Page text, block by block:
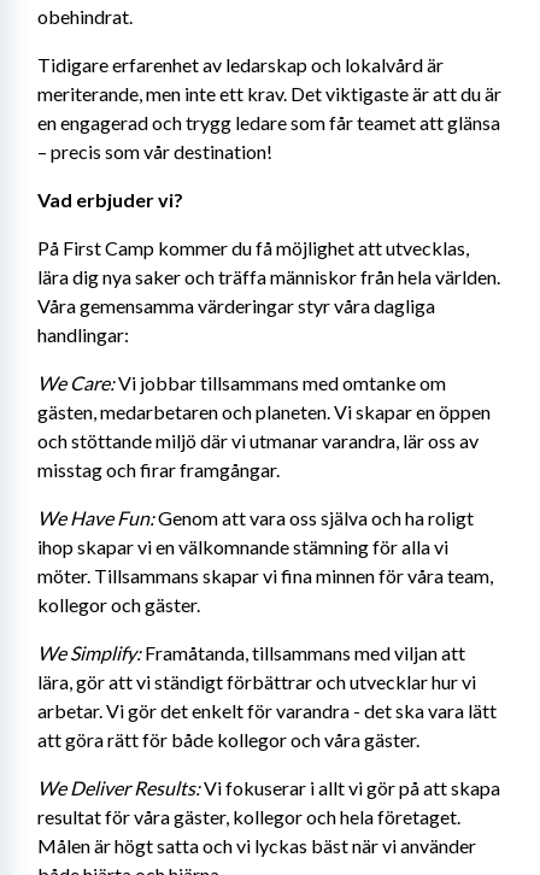
obehindrat.
Tidigare erfarenhet av ledarskap och lokalvård är
meriterande, men inte ett krav. Det viktigaste är att du är
en engagerad och trygg ledare som får teamet att glänsa
– precis som vår destination!
Vad erbjuder vi?
På First Camp kommer du få möjlighet att utvecklas,
lära dig nya saker och träffa människor från hela världen.
Våra gemensamma värderingar styr våra dagliga
handlingar:
We Care: Vi jobbar tillsammans med omtanke om
gästen, medarbetaren och planeten. Vi skapar en öppen
och stöttande miljö där vi utmanar varandra, lär oss av
misstag och firar framgångar.
We Have Fun: Genom att vara oss själva och ha roligt
ihop skapar vi en välkomnande stämning för alla vi
möter. Tillsammans skapar vi fina minnen för våra team,
kollegor och gäster.
We Simplify: Framåtanda, tillsammans med viljan att
lära, gör att vi ständigt förbättrar och utvecklar hur vi
arbetar. Vi gör det enkelt för varandra - det ska vara lätt
att göra rätt för både kollegor och våra gäster.
We Deliver Results: Vi fokuserar i allt vi gör på att skapa
resultat för våra gäster, kollegor och hela företaget.
Målen är högt satta och vi lyckas bäst när vi använder